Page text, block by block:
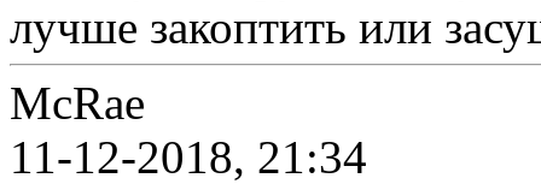
лучше закоптить или
McRae
11-12-2018, 21:34